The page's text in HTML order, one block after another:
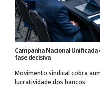
Campanha Nacional
fase decisiva
Movimento sindical cobra
lucratividade dos bancos